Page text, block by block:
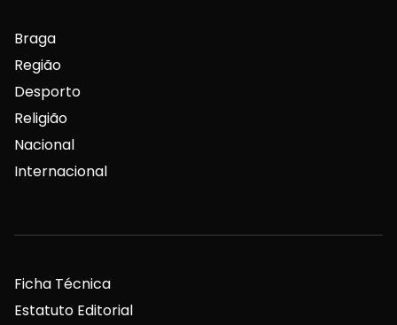
Braga
Região
Desporto
Religião
Nacional
Internacional
Ficha Técnica
Estatuto Editorial